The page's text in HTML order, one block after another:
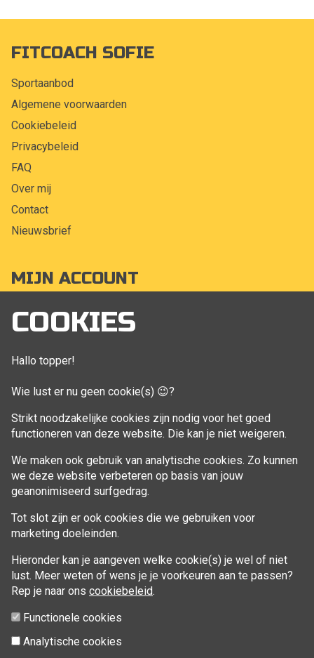
COOKIES
Hallo topper!
Wie lust er nu geen cookie(s) 😉?
Strikt noodzakelijke cookies zijn nodig voor het goed
functioneren van deze website. Die kan je niet weigeren.
We maken ook gebruik van analytische cookies. Zo kunnen
we deze website verbeteren op basis van jouw
geanonimiseerd surfgedrag.
Tot slot zijn er ook cookies die we gebruiken voor
marketing doeleinden.
Hieronder kan je aangeven welke cookie(s) je wel of niet
lust. Meer weten of wens je je voorkeuren aan te passen?
Rep je naar ons cookiebeleid.
Functionele cookies
Analytische cookies
FITCOACH SOFIE
Sportaanbod
Algemene voorwaarden
Cookiebeleid
Privacybeleid
FAQ
Over mij
Contact
Nieuwsbrief
MIJN ACCOUNT
Mijn account
Bestellingen
Aankoop beheren
VOLG MIJ
Facebook